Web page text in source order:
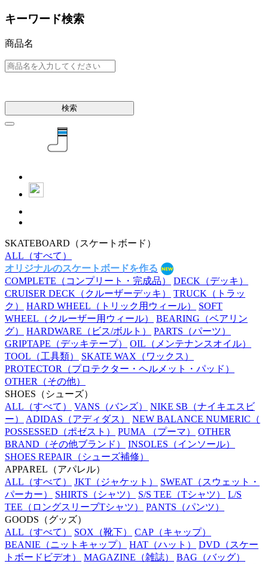
キーワード検索
商品名
検索
SKATEBOARD （スケートボード）
ALL （すべて）
オリジナルのスケートボードを作る
COMPLETE （コンプリート・完成品） DECK （デッキ）
CRUISER DECK （クルーザーデッキ） TRUCK （トラッ
ク）
HARD WHEEL （トリック用ウィール）
SOFT
WHEEL （クルーザー用ウィール） BEARING （ベアリン
グ）
HARDWARE （ビス/ボルト） PARTS （パーツ）
GRIPTAPE （デッキテープ） OIL （メンテナンスオイル）
TOOL （工具類） SKATE WAX （ワックス）
PROTECTOR （プロテクター・ヘルメット・パッド）
OTHER （その他）
SHOES （シューズ）
ALL （すべて） VANS （バンズ） NIKE SB （ナイキエスビ
ー）
ADIDAS （アディダス） NEW BALANCE NUMERIC （
POSSESSED （ポゼスト） PUMA （プーマ）
OTHER
BRAND （その他ブランド） INSOLES （インソール）
SHOES REPAIR （シューズ補修）
APPAREL （アパレル）
ALL （すべて） JKT （ジャケット） SWEAT （スウェット・
パーカー）
SHIRTS （シャツ） S/S TEE （Tシャツ）
L/S
TEE （ロングスリーブTシャツ） PANTS （パンツ）
GOODS （グッズ）
ALL （すべて） SOX （靴下） CAP （キャップ）
BEANIE （ニットキャップ） HAT （ハット） DVD （スケー
トボードビデオ）
MAGAZINE （雑誌） BAG （バッグ）